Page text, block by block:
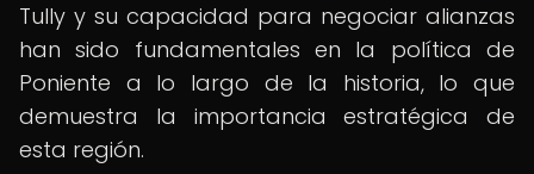
Tully y su capacidad para negociar alianzas
han sido fundamentales en la política de
Poniente a lo largo de la historia, lo que
demuestra la importancia estratégica de
esta región.